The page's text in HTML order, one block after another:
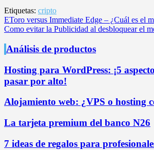
Etiquetas: cripto
Navegación
de
entradas
EToro versus Immediate Edge – ¿Cuál es el
Como evitar la Publicidad al desbloquear el
Análisis de productos
Hosting para WordPress: ¡5
pasar por alto!
Alojamiento web: ¿VPS o hosting
La tarjeta premium del banco N26
7 ideas de regalos para